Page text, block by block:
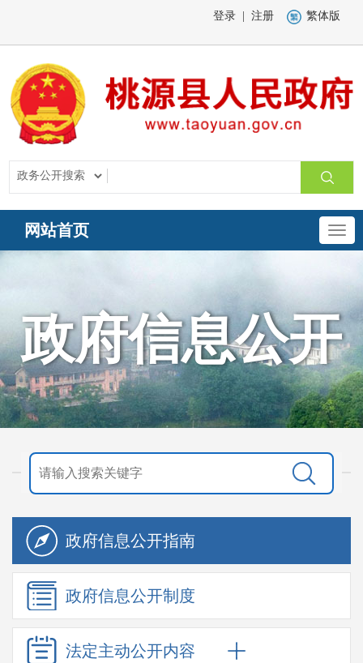
登录 注册 繁体版
网站首页
政府信息公开
政府信息公开指南
政府信息公开制度
法定主动公开内容